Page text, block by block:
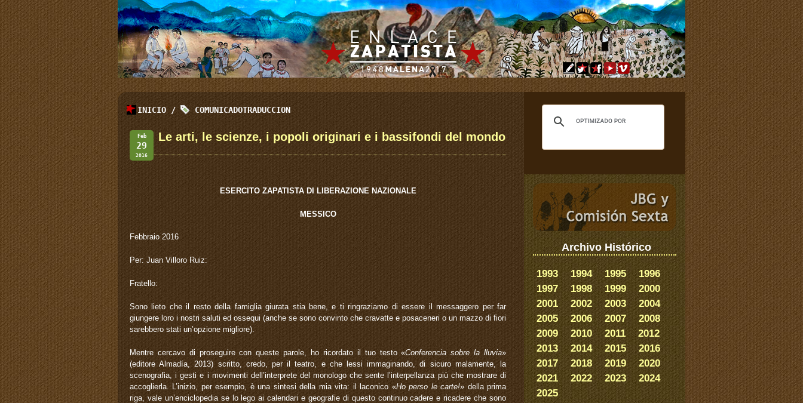
INICIO / COMUNICADOTRADUCCION
Feb
29
2016
Le arti, le scienze, i popoli originari e i bassifondi del mondo
ESERCITO ZAPATISTA DI LIBERAZIONE NAZIONALE
MESSICO
Febbraio 2016
Per: Juan Villoro Ruiz:
Fratello:
Sono lieto che il resto della famiglia giurata stia bene, e ti ringraziamo di essere il messaggero per far
giungere loro i nostri saluti ed ossequi (anche se sono convinto che cravatte e posaceneri o un mazzo di fiori
sarebbero stati un’opzione migliore).
Mentre cercavo di proseguire con queste parole, ho ricordato il tuo testo «Conferencia sobre la lluvia»
(editore Almadía, 2013) scritto, credo, per il teatro, e che lessi immaginando, di sicuro malamente, la
scenografia, i gesti e i movimenti dell’interprete del monologo che sente l’interpellanza più che mostrare di
accoglierla. L’inizio, per esempio, è una sintesi della mia vita: il laconico «Ho perso le carte!» della prima
riga, vale un’enciclopedia se lo lego ai calendari e geografie di questo continuo cadere e ricadere che sono
Archivo Histórico
1993 1994 1995
1996
1997
1998 1999
2000
2001
2002 2003
2004
2005
2006 2007
2008
2009
2010 2011
2012
2013
2014 2015
2016
2017
2018 2019
2020
2021
2022 2023
2024
2025